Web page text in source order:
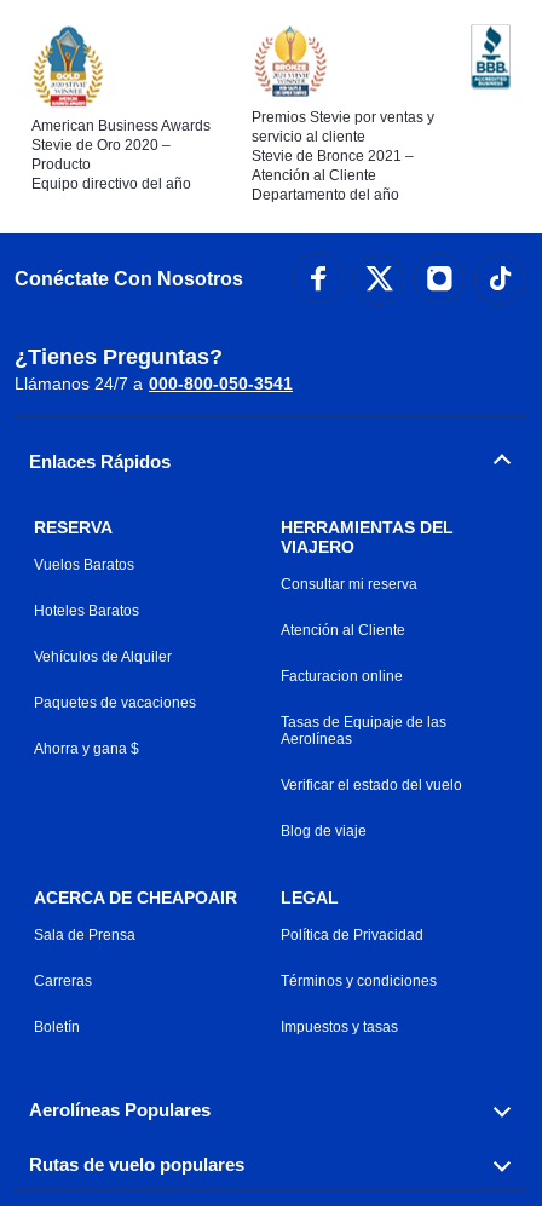
American Business Awards
Stevie de Oro 2020 –
Producto
Equipo directivo del año
Premios Stevie por ventas y
servicio al cliente
Stevie de Bronce 2021 –
Atención al Cliente
Departamento del año
Conéctate Con Nosotros
¿Tienes Preguntas?
Llámanos 24/7 a 000-800-050-3541
Enlaces Rápidos
RESERVA
Vuelos Baratos
Hoteles Baratos
Vehículos de Alquiler
Paquetes de vacaciones
Ahorra y gana $
HERRAMIENTAS DEL
VIAJERO
Consultar mi reserva
Atención al Cliente
Facturacion online
Tasas de Equipaje de las
Aerolíneas
Verificar el estado del vuelo
Blog de viaje
ACERCA DE CHEAPOAIR
Sala de Prensa
Carreras
Boletín
LEGAL
Política de Privacidad
Términos y condiciones
Impuestos y tasas
Aerolíneas Populares
Explora nuestras opciones de tarifas aéreas baratas por
aerolínea, con más de 500 opciones para elegir.
Rutas de vuelo populares